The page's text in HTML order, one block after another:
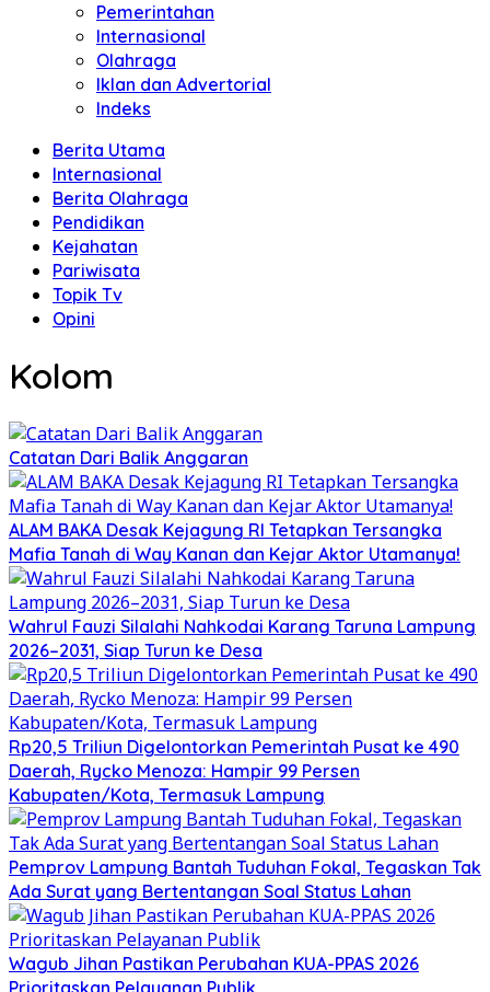
Pemerintahan
Internasional
Olahraga
Iklan dan Advertorial
Indeks
Berita Utama
Internasional
Berita Olahraga
Pendidikan
Kejahatan
Pariwisata
Topik Tv
Opini
Kolom
Catatan Dari Balik Anggaran
ALAM BAKA Desak Kejagung RI Tetapkan Tersangka
Mafia Tanah di Way Kanan dan Kejar Aktor Utamanya!
Wahrul Fauzi Silalahi Nahkodai Karang Taruna Lampung
2026–2031, Siap Turun ke Desa
Rp20,5 Triliun Digelontorkan Pemerintah Pusat ke 490
Daerah, Rycko Menoza: Hampir 99 Persen
Kabupaten/Kota, Termasuk Lampung
Pemprov Lampung Bantah Tuduhan Fokal, Tegaskan Tak
Ada Surat yang Bertentangan Soal Status Lahan
Wagub Jihan Pastikan Perubahan KUA-PPAS 2026
Prioritaskan Pelayanan Publik